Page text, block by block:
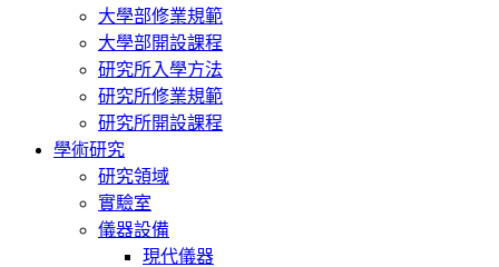
大學部修業規範
大學部開設課程
研究所入學方法
研究所修業規範
研究所開設課程
學術研究
研究領域
實驗室
儀器設備
現代儀器